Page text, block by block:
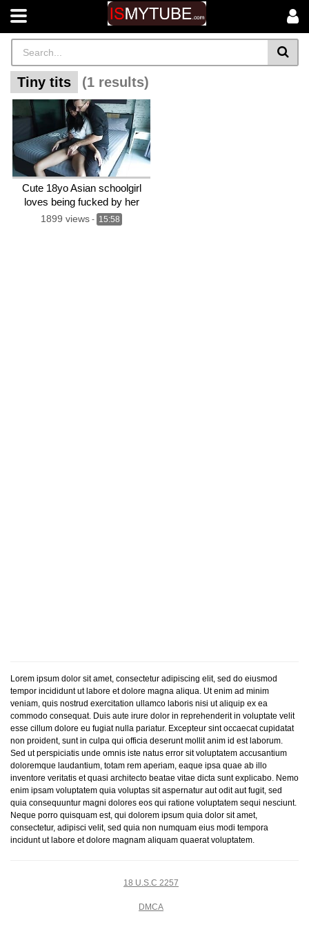
Tiny tits (1 results)
Cute 18yo Asian schoolgirl
loves being fucked by her
English teacher – after sex
she plays with his cum on her
1899 views - 15:58
Lorem ipsum dolor sit amet, consectetur adipiscing elit, sed do eiusmod
tempor incididunt ut labore et dolore magna aliqua. Ut enim ad minim
veniam, quis nostrud exercitation ullamco laboris nisi ut aliquip ex ea
commodo consequat. Duis aute irure dolor in reprehenderit in voluptate velit
esse cillum dolore eu fugiat nulla pariatur. Excepteur sint occaecat cupidatat
non proident, sunt in culpa qui officia deserunt mollit anim id est laborum.
Sed ut perspiciatis unde omnis iste natus error sit voluptatem accusantium
doloremque laudantium, totam rem aperiam, eaque ipsa quae ab illo
inventore veritatis et quasi architecto beatae vitae dicta sunt explicabo. Nemo
enim ipsam voluptatem quia voluptas sit aspernatur aut odit aut fugit, sed
quia consequuntur magni dolores eos qui ratione voluptatem sequi nesciunt.
Neque porro quisquam est, qui dolorem ipsum quia dolor sit amet,
consectetur, adipisci velit, sed quia non numquam eius modi tempora
incidunt ut labore et dolore magnam aliquam quaerat voluptatem.
18 U.S.C 2257
DMCA